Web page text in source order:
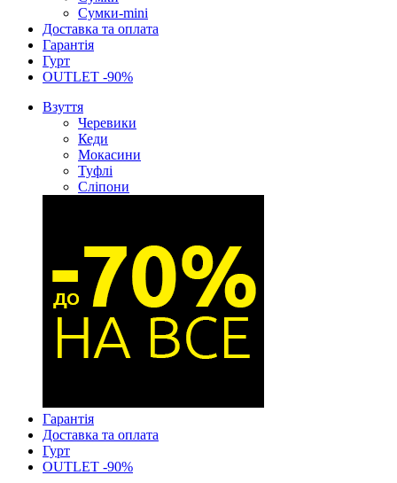
Сумки-mini
Доставка та оплата
Гарантія
Гурт
OUTLET -90%
Взуття
Черевики
Кеди
Мокасини
Туфлі
Сліпони
Гарантія
Доставка та оплата
Гурт
OUTLET -90%